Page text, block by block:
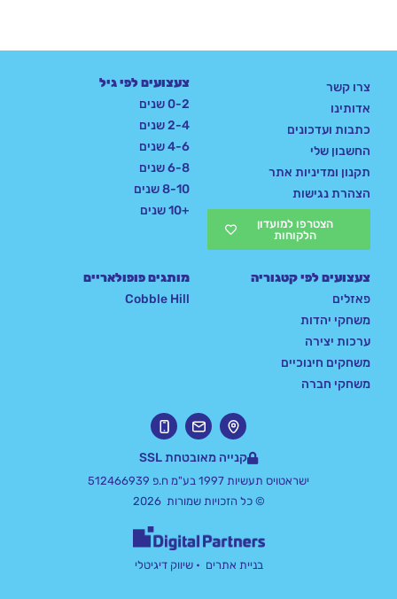
צרו קשר
אדותינו
כתבות ועדכונים
החשבון שלי
תקנון ומדיניות אתר
הצהרת נגישות
הצטרפו למועדון
הלקוחות
צעצועים לפי גיל
0-2 שנים
2-4 שנים
4-6 שנים
6-8 שנים
8-10 שנים
+10 שנים
צעצועים לפי קטגוריה
פאזלים
משחקי יהדות
ערכות יצירה
משחקים חינוכיים
משחקי חברה
מותגים פופולאריים
Cobble Hill
קנייה מאובטחת SSL
ישראטויס תעשיות 1997 בע"מ ח.פ 512466939
© כל הזכויות שמורות 2026
בניית אתרים • שיווק דיגיטלי